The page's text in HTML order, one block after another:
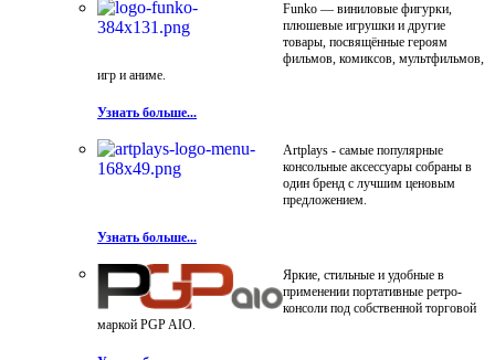
Funko — виниловые фигурки,
плюшевые игрушки и другие
товары, посвящённые героям
фильмов, комиксов, мультфильмов,
игр и аниме.
Узнать больше...
Artplays - самые популярные
консольные аксессуары собраны в
один бренд с лучшим ценовым
предложением.
Узнать больше...
Яркие, стильные и удобные в
применении портативные ретро-
консоли под собственной торговой
маркой PGP AIO.